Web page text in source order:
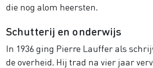
die nog alom heersten.
Schutterij en onderwijs
In 1936 ging Pierre Lauffer als
de overheid. Hij trad na vier jaar